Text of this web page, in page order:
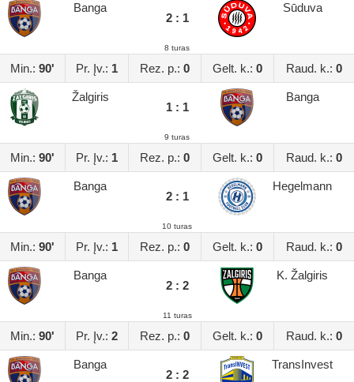
Banga
2 : 1
Sūduva
8 turas
Min.: 90' Pr. Įv.: 1 Rez. p.: 0 Gelt. k.: 0 Raud. k.: 0
Žalgiris
1 : 1
Banga
9 turas
Min.: 90' Pr. Įv.: 1 Rez. p.: 0 Gelt. k.: 0 Raud. k.: 0
Banga
2 : 1
Hegelmann
10 turas
Min.: 90' Pr. Įv.: 1 Rez. p.: 0 Gelt. k.: 0 Raud. k.: 0
Banga
2 : 2
K. Žalgiris
11 turas
Min.: 90' Pr. Įv.: 2 Rez. p.: 0 Gelt. k.: 0 Raud. k.: 0
Banga
2 : 2
TransInvest